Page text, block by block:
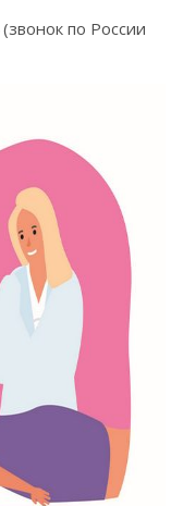
(звонок по России